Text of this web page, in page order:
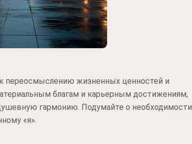
переосмыслению жизненных ценностей и
благам и карьерным достижениям,
гармонию. Подумайте о необходимости
«я».